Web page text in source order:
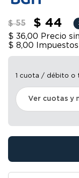
$ 55 $ 44
$ 36,00 Precio
$ 8,00
1 cuota / débito o
Ver cuotas y